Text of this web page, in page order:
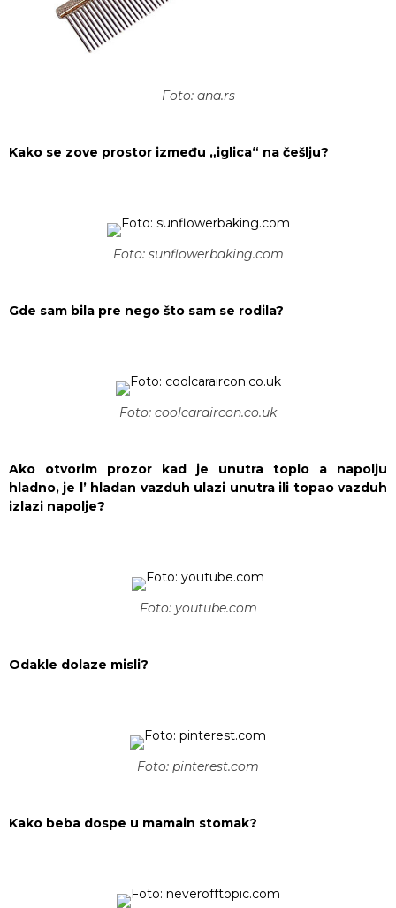
Foto: ana.rs
Kako se zove prostor između „iglica“ na češlju?
Foto: sunflowerbaking.com
Gde sam bila pre nego što sam se rodila?
Foto: coolcaraircon.co.uk
Ako otvorim prozor kad je unutra toplo a napolju
hladno, je l’ hladan vazduh ulazi unutra ili topao vazduh
izlazi napolje?
Foto: youtube.com
Odakle dolaze misli?
Foto: pinterest.com
Kako beba dospe u mamain stomak?